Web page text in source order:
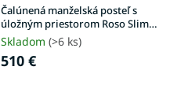
Čalúnená manželská posteľ s
úložným priestorom Roso Slim
180x200 - piesková
Skladom (>6 ks)
510 €